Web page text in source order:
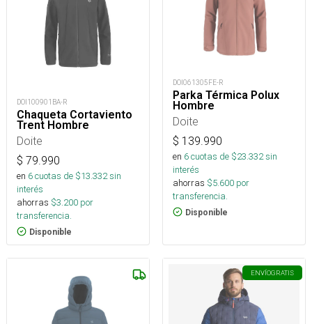
DOI100901BA-R
Chaqueta Cortaviento
Trent Hombre
Doite
$ 79.990
en 6cuotas de $13.332sin
interés
ahorras $3.200 por
transferencia.
Disponible
DOI061305FE-R
Parka Térmica Polux
Hombre
Doite
$ 139.990
en 6cuotas de $23.332sin
interés
ahorras $5.600 por
transferencia.
Disponible
ENVÍOGRATIS